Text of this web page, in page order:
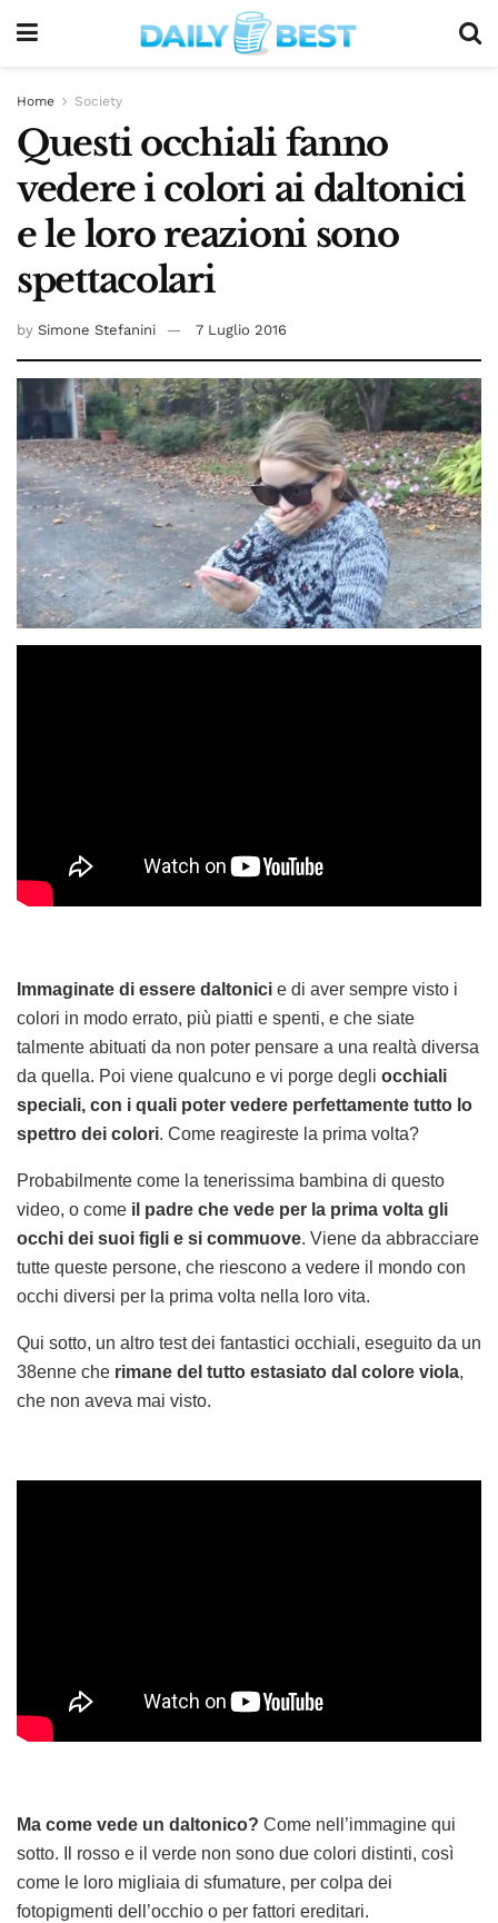
Home Society
Questi occhiali fanno
vedere i colori ai daltonici
e le loro reazioni sono
spettacolari
by Simone Stefanini 7 Luglio 2016
Immaginate di essere daltonici e di aver sempre visto i
colori in modo errato, più piatti e spenti, e che siate
talmente abituati da non poter pensare a una realtà diversa
da quella. Poi viene qualcuno e vi porge degli occhiali
speciali, con i quali poter vedere perfettamente tutto lo
spettro dei colori. Come reagireste la prima volta?
Probabilmente come la tenerissima bambina di questo
video, o come il padre che vede per la prima volta gli
occhi dei suoi figli e si commuove. Viene da abbracciare
tutte queste persone, che riescono a vedere il mondo con
occhi diversi per la prima volta nella loro vita.
Qui sotto, un altro test dei fantastici occhiali, eseguito da un
38enne che rimane del tutto estasiato dal colore viola,
che non aveva mai visto.
Ma come vede un daltonico? Come nell’immagine qui
sotto. Il rosso e il verde non sono due colori distinti, così
come le loro migliaia di sfumature, per colpa dei
fotopigmenti dell’occhio o per fattori ereditari.